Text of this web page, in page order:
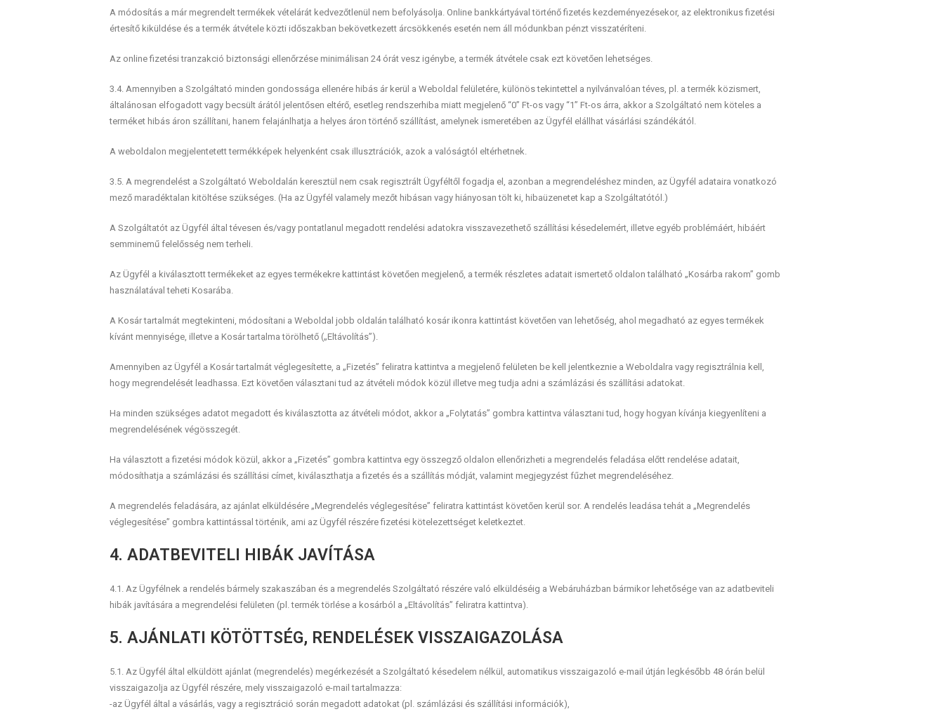
A módosítás a már megrendelt termékek vételárát kedvezőtlenül nem befolyásolja. Online bankkártyával történő fizetés kezdeményezésekor, az elektronikus fizetési
értesítő kiküldése és a termék átvétele közti időszakban bekövetkezett árcsökkenés esetén nem áll módunkban pénzt visszatéríteni.
Az online fizetési tranzakció biztonsági ellenőrzése minimálisan 24 órát vesz igénybe, a termék átvétele csak ezt követően lehetséges.
3.4. Amennyiben a Szolgáltató minden gondossága ellenére hibás ár kerül a Weboldal felületére, különös tekintettel a nyilvánvalóan téves, pl. a termék közismert,
általánosan elfogadott vagy becsült árától jelentősen eltérő, esetleg rendszerhiba miatt megjelenő “0” Ft-os vagy “1” Ft-os árra, akkor a Szolgáltató nem köteles a
terméket hibás áron szállítani, hanem felajánlhatja a helyes áron történő szállítást, amelynek ismeretében az Ügyfél elállhat vásárlási szándékától.
A weboldalon megjelentetett termékképek helyenként csak illusztrációk, azok a valóságtól eltérhetnek.
3.5. A megrendelést a Szolgáltató Weboldalán keresztül nem csak regisztrált Ügyféltől fogadja el, azonban a megrendeléshez minden, az Ügyfél adataira vonatkozó
mező maradéktalan kitöltése szükséges. (Ha az Ügyfél valamely mezőt hibásan vagy hiányosan tölt ki, hibaüzenetet kap a Szolgáltatótól.)
A Szolgáltatót az Ügyfél által tévesen és/vagy pontatlanul megadott rendelési adatokra visszavezethető szállítási késedelemért, illetve egyéb problémáért, hibáért
semminemű felelősség nem terheli.
Az Ügyfél a kiválasztott termékeket az egyes termékekre kattintást követően megjelenő, a termék részletes adatait ismertető oldalon található „Kosárba rakom” gomb
használatával teheti Kosarába.
A Kosár tartalmát megtekinteni, módosítani a Weboldal jobb oldalán található kosár ikonra kattintást követően van lehetőség, ahol megadható az egyes termékek
kívánt mennyisége, illetve a Kosár tartalma törölhető („Eltávolítás”).
Amennyiben az Ügyfél a Kosár tartalmát véglegesítette, a „Fizetés” feliratra kattintva a megjelenő felületen be kell jelentkeznie a Weboldalra vagy regisztrálnia kell,
hogy megrendelését leadhassa. Ezt követően választani tud az átvételi módok közül illetve meg tudja adni a számlázási és szállítási adatokat.
Ha minden szükséges adatot megadott és kiválasztotta az átvételi módot, akkor a „Folytatás” gombra kattintva választani tud, hogy hogyan kívánja kiegyenlíteni a
megrendelésének végösszegét.
Ha választott a fizetési módok közül, akkor a „Fizetés” gombra kattintva egy összegző oldalon ellenőrizheti a megrendelés feladása előtt rendelése adatait,
módosíthatja a számlázási és szállítási címet, kiválaszthatja a fizetés és a szállítás módját, valamint megjegyzést fűzhet megrendeléséhez.
A megrendelés feladására, az ajánlat elküldésére „Megrendelés véglegesítése” feliratra kattintást követően kerül sor. A rendelés leadása tehát a „Megrendelés
véglegesítése” gombra kattintással történik, ami az Ügyfél részére fizetési kötelezettséget keletkeztet.
4. ADATBEVITELI HIBÁK JAVÍTÁSA
4.1. Az Ügyfélnek a rendelés bármely szakaszában és a megrendelés Szolgáltató részére való elküldéséig a Webáruházban bármikor lehetősége van az adatbeviteli
hibák javítására a megrendelési felületen (pl. termék törlése a kosárból a „Eltávolítás” feliratra kattintva).
5. AJÁNLATI KÖTÖTTSÉG, RENDELÉSEK VISSZAIGAZOLÁSA
5.1. Az Ügyfél által elküldött ajánlat (megrendelés) megérkezését a Szolgáltató késedelem nélkül, automatikus visszaigazoló e-mail útján legkésőbb 48 órán belül
visszaigazolja az Ügyfél részére, mely visszaigazoló e-mail tartalmazza:
-az Ügyfél által a vásárlás, vagy a regisztráció során megadott adatokat (pl. számlázási és szállítási információk),